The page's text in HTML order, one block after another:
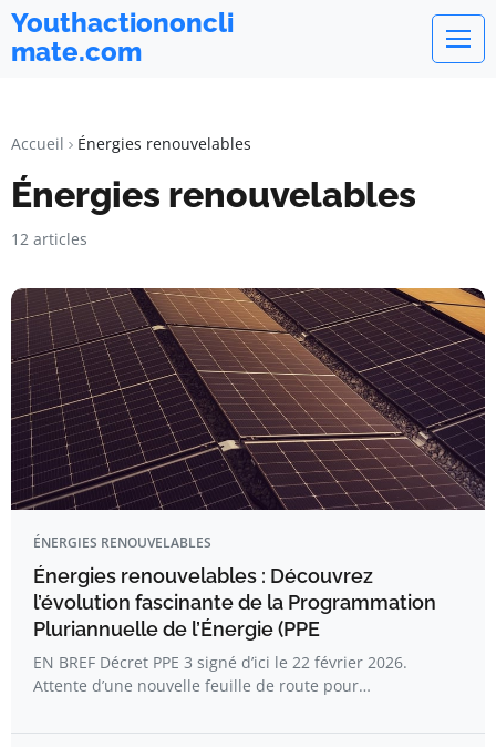
Youthactiononcli
mate.com
Accueil Énergies renouvelables
Énergies renouvelables
12 articles
ÉNERGIES RENOUVELABLES
Énergies renouvelables : Découvrez
l’évolution fascinante de la Programmation
Pluriannuelle de l’Énergie (PPE
EN BREF Décret PPE 3 signé d’ici le 22 février 2026.
Attente d’une nouvelle feuille de route pour…